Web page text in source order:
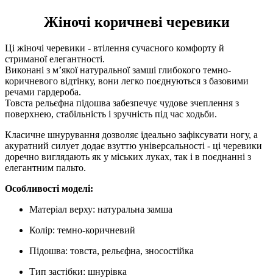
Жіночі коричневі черевики
Ці жіночі черевики - втілення сучасного комфорту й
стриманої елегантності.
Виконані з м’якої натуральної замші глибокого темно-
коричневого відтінку, вони легко поєднуються з базовими
речами гардероба.
Товста рельєфна підошва забезпечує чудове зчеплення з
поверхнею, стабільність і зручність під час ходьби.
Класичне шнурування дозволяє ідеально зафіксувати ногу, а
акуратний силует додає взуттю універсальності - ці черевики
доречно виглядають як у міських луках, так і в поєднанні з
елегантним пальто.
Особливості моделі:
Матеріал верху: натуральна замша
Колір: темно-коричневий
Підошва: товста, рельєфна, зносостійка
Тип застібки: шнурівка